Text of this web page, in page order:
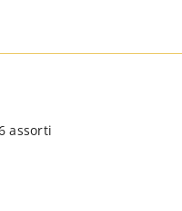
assorti